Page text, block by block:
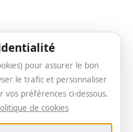
pour assurer le bon
le trafic et personnaliser
vos préférences ci-dessous.
de cookies